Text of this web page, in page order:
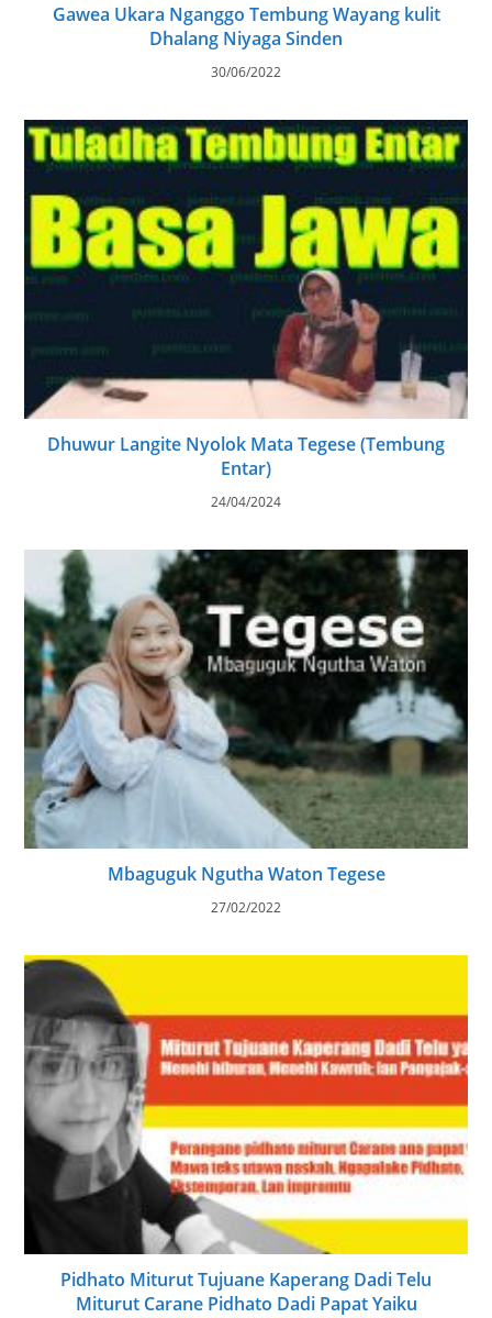
Gawea Ukara Nganggo Tembung Wayang kulit
Dhalang Niyaga Sinden
30/06/2022
Dhuwur Langite Nyolok Mata Tegese (Tembung
Entar)
24/04/2024
Mbaguguk Ngutha Waton Tegese
27/02/2022
Pidhato Miturut Tujuane Kaperang Dadi Telu
Miturut Carane Pidhato Dadi Papat Yaiku